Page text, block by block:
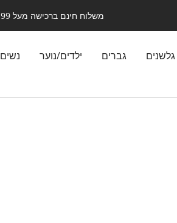
משלוח חינם ברכישה מעל 199 ש"ח
גלשנים גברים ילדים/נוער נשים